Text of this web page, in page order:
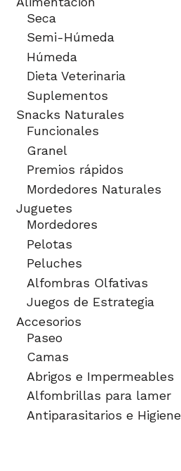
Seca
Semi-Húmeda
Húmeda
Dieta Veterinaria
Suplementos
Snacks Naturales
Funcionales
Granel
Premios rápidos
Mordedores Naturales
Juguetes
Mordedores
Pelotas
Peluches
Alfombras Olfativas
Juegos de Estrategia
Accesorios
Paseo
Camas
Abrigos e Impermeables
Alfombrillas para lamer
Antiparasitarios e Higiene